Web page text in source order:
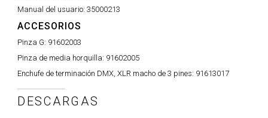
Manual del usuario: 35000213
ACCESORIOS
Pinza G: 91602003
Pinza de media horquilla: 91602005
Enchufe de terminación DMX, XLR macho de 3 pines: 91613017
DESCARGAS